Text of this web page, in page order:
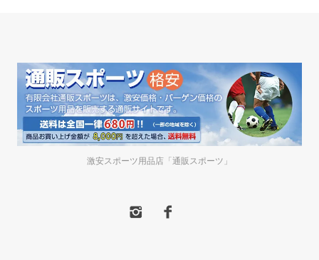
激安スポーツ用品店「通販スポーツ」